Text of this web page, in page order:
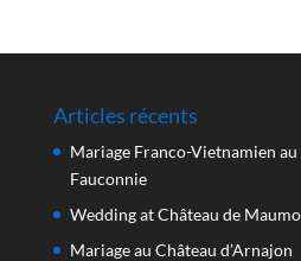
Articles récents
Mariage Franco-Vietnamien au
Fauconnie
Wedding at Château de
Mariage au Château d’Arnajon